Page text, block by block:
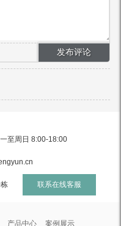
至周日 8:00-18:00
联系在线客服
产品中心 案例展示